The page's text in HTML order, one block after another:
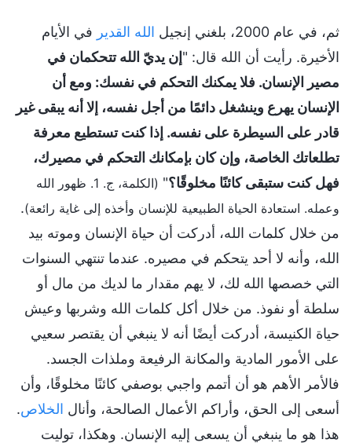
ثم، في عام 2000، بلغني إنجيل الله القدير في الأيام
الأخيرة. رأيت أن الله قال: "إن يديّ الله تتحكمان في
مصير الإنسان. فلا يمكنك التحكم في نفسك: ومع أن
الإنسان يهرع وينشغل دائمًا من أجل نفسه، إلا أنه يبقى غير
قادر على السيطرة على نفسه. إذا كنت تستطيع معرفة
تطلعاتك الخاصة، وإن كان بإمكانك التحكم في مصيرك،
فهل كنت ستبقى كائنًا مخلوقًا؟"
(الكلمة، ج. 1. ظهور الله
وعمله. استعادة الحياة الطبيعية للإنسان وأخذه إلى غاية رائعة).
من خلال كلمات الله، أدركت أن حياة الإنسان وموته بيد
الله، وأنه لا أحد يتحكم في مصيره. عندما تنتهي السنوات
التي خصصها الله لك، لا يهم مقدار ما لديك من مال أو
سلطة أو نفوذ. من خلال أكل كلمات الله وشربها وعيش
حياة الكنيسة، أدركت أيضًا أنه لا ينبغي أن يقتصر سعيي
على الأمور المادية والمكانة الرفيعة وملذات الجسد.
فالأمر الأهم هو أن أتمم واجبي بوصفي كائنًا مخلوقًا، وأن
أسعى إلى الحق، وأراكم الأعمال الصالحة، وأنال الخلاص.
هذا هو ما ينبغي أن يسعى إليه الإنسان. وهكذا، توليت